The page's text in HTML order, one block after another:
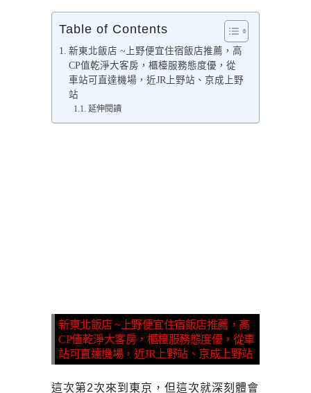
Table of Contents
新東北飯店 ~上野便宜住宿飯店推薦，高
CP值乾淨大客房，櫃檯服務態度優，從
車站可直達機場，近JR上野站、京成上野
站
延伸閱讀
新東北飯店 ~上野便宜住宿飯店推薦，高
CP值乾淨大客房，櫃檯服務態度優，從車
站可直達機場，近JR上野站、京成上野站
這次第2次來到東京，但這次就深刻體會